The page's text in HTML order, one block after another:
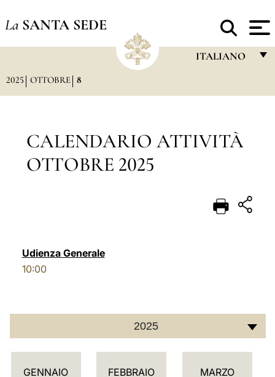
La SANTA SEDE
ITALIANO
DEUTSCH
2025 OTTOBRE 8
CALENDARIO ATTIVITÀ
OTTOBRE 2025
Udienza Generale
10:00
2025
C
GENNAIO FEBBRAIO MARZO